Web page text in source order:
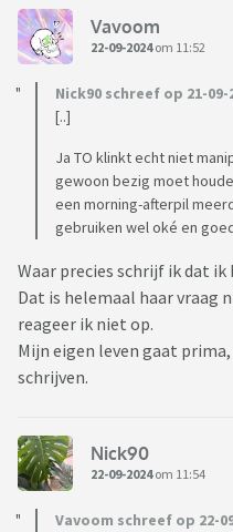
Vavoom
22-09-2024om 11:52
Nick90 schreef op 21-09-
[..]
Ja TO klinkt echt niet
gewoon bezig moet
een morning-afterpil
gebruiken wel oké en
Waar precies schrijf ik dat ik
Dat is helemaal haar vraag
reageer ik niet op.
Mijn eigen leven gaat
schrijven.
Nick90
22-09-2024om 11:54
Vavoom schreef op 22-